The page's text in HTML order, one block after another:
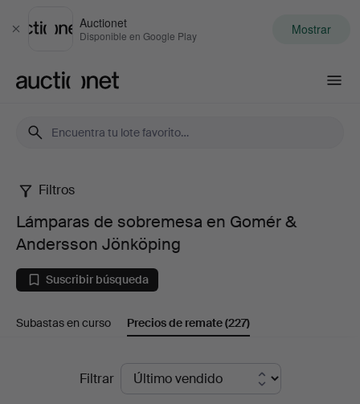
Cerrar
Auctionet
Disponible en Google Play Mostrar
Lámparas
de
sobremesa
en
Filtros
Lámparas de sobremesa en Gomér &
Andersson Jönköping
Suscribir búsqueda
Subastas en curso Precios de remate(227)
Filtrar